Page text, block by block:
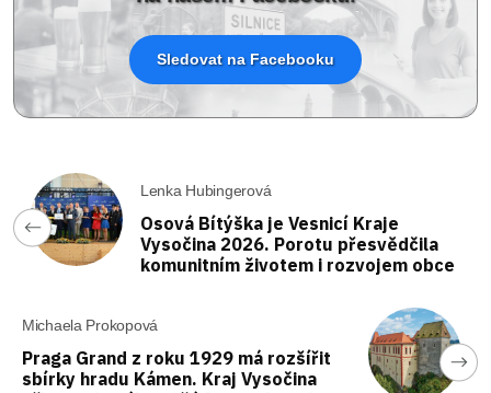
Sledovat na Facebooku
Lenka Hubingerová
Osová Bítýška je Vesnicí Kraje
Vysočina 2026. Porotu přesvědčila
komunitním životem i rozvojem obce
Michaela Prokopová
Praga Grand z roku 1929 má rozšířit
sbírky hradu Kámen. Kraj Vysočina